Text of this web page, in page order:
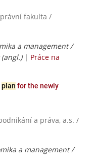
fakulta /
a management /
| Práce na
plan for the newly
a práva, a.s. /
a management /